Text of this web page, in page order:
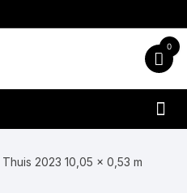
0
2023 10,05 x 0,53 m